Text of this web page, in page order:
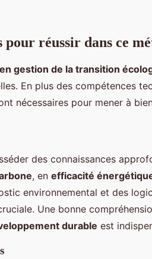
pour réussir dans ce
gestion de la transition
En plus des compétences
nécessaires pour mener à
des connaissances
, en efficacité
environnemental et des
Une bonne
durable est